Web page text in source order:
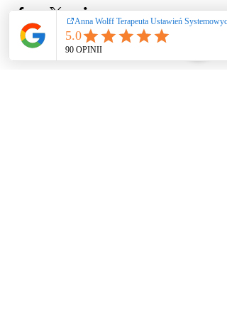
Ustawienia systemowe